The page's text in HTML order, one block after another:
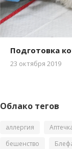
Подготовка
23 октября 2019
Облако тегов
аллергия
бешенство